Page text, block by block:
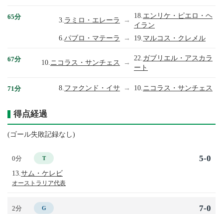
65分 3.ラミロ・エレーラ →
18. エンリケ・ピエロ・ヘ
イラン
6. パブロ・マテーラ → 19. マルコス・クレメル
67分 10.ニコラス・サンチェス →
22. ガブリエル・アスカラ
ート
71分 8. ファクンド・イサ → 10. ニコラス・サンチェス
得点経過
(ゴール失敗記録なし)
0分 T
13. サム・ケレビ
オーストラリア代表
5-0
2分 G 7-0